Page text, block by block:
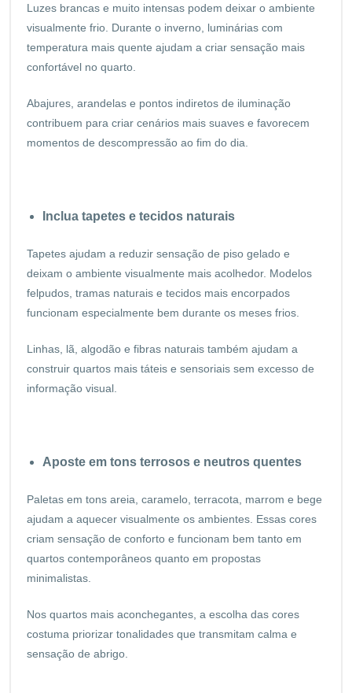
Luzes brancas e muito intensas podem deixar o ambiente
visualmente frio. Durante o inverno, luminárias com
temperatura mais quente ajudam a criar sensação mais
confortável no quarto.
Abajures, arandelas e pontos indiretos de iluminação
contribuem para criar cenários mais suaves e favorecem
momentos de descompressão ao fim do dia.
Inclua tapetes e tecidos naturais
Tapetes ajudam a reduzir sensação de piso gelado e
deixam o ambiente visualmente mais acolhedor. Modelos
felpudos, tramas naturais e tecidos mais encorpados
funcionam especialmente bem durante os meses frios.
Linhas, lã, algodão e fibras naturais também ajudam a
construir quartos mais táteis e sensoriais sem excesso de
informação visual.
Aposte em tons terrosos e neutros quentes
Paletas em tons areia, caramelo, terracota, marrom e bege
ajudam a aquecer visualmente os ambientes. Essas cores
criam sensação de conforto e funcionam bem tanto em
quartos contemporâneos quanto em propostas
minimalistas.
Nos quartos mais aconchegantes, a escolha das cores
costuma priorizar tonalidades que transmitam calma e
sensação de abrigo.